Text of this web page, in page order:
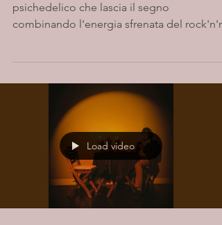
psichedelico che lascia il segno
combinando l'energia sfrenata del
Load video